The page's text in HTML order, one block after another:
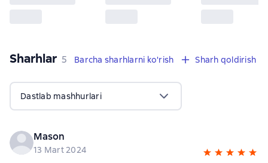
Sharhlar 5 sharhlar
5 Barcha sharhlarni ko'rish Sharh qoldirish
Dastlab mashhurlari
Mason
13 Mart 2024